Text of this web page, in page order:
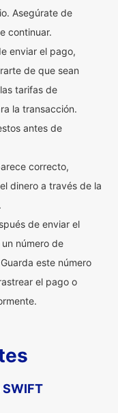
Asegúrate de
continuar.
enviar el pago,
de que sean
tarifas de
la transacción.
antes de
correcto,
dinero a través de la
de enviar el
número de
este número
el pago o